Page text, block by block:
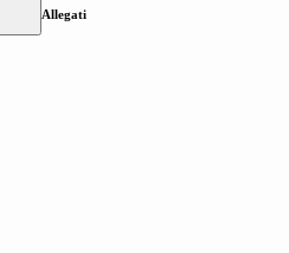
Allegati